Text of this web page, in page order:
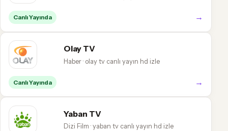
Canlı Yayında →
Olay TV
Haber · olay tv canlı yayın hd izle
Canlı Yayında →
Yaban TV
Dizi Film · yaban tv canlı yayın hd izle